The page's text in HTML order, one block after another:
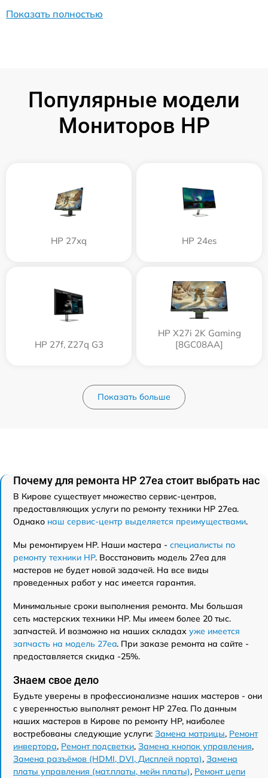
Показать полностью
Популярные модели
Мониторов HP
HP 27xq HP 24es
HP 27f, Z27q G3
HP X27i 2K Gaming
[8GC08AA]
Показать больше
Почему для ремонта HP 27ea стоит выбрать нас
В Кирове существует множество сервис-центров,
предоставляющих услуги по ремонту техники HP 27ea.
Однако наш сервис-центр выделяется преимуществами.
Мы ремонтируем HP. Наши мастера - специалисты по
ремонту техники HP. Восстановить модель 27ea для
мастеров не будет новой задачей. На все виды
проведенных работ у нас имеется гарантия.
Минимальные сроки выполнения ремонта. Мы большая
сеть мастерских техники HP. Мы имеем более 20 тыс.
запчастей. И возможно на наших складах уже имеется
запчасть на модель 27ea. При заказе ремонта на сайте -
предоставляется скидка -25%.
Знаем свое дело
Будьте уверены в профессионализме наших мастеров - они
с уверенностью выполнят ремонт HP 27ea. По данным
наших мастеров в Кирове по ремонту HP, наиболее
востребованы следующие услуги: Замена матрицы, Ремонт
инвертора, Ремонт подсветки, Замена кнопок управления,
Замена разъёмов (HDMI, DVI, Дисплей порта), Замена
платы управления (мат.платы, мейн платы), Ремонт цепи